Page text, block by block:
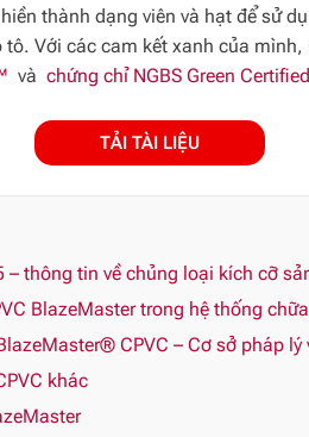
thành dạng viên và hạt để sử
Với các cam kết xanh của mình,
và chứng chỉ NGBS Green
TẢI TÀI LIỆU
– thông tin về chủng loại kích cỡ
BlazeMaster trong hệ thống
CPVC – Cơ sở pháp
khác